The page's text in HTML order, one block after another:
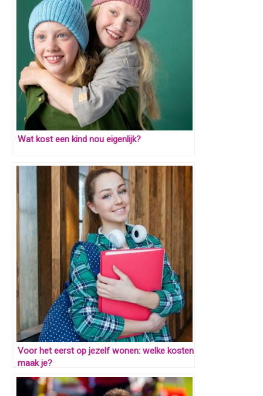
Wat kost een kind nou eigenlijk?
Voor het eerst op jezelf wonen: welke kosten
maak je?